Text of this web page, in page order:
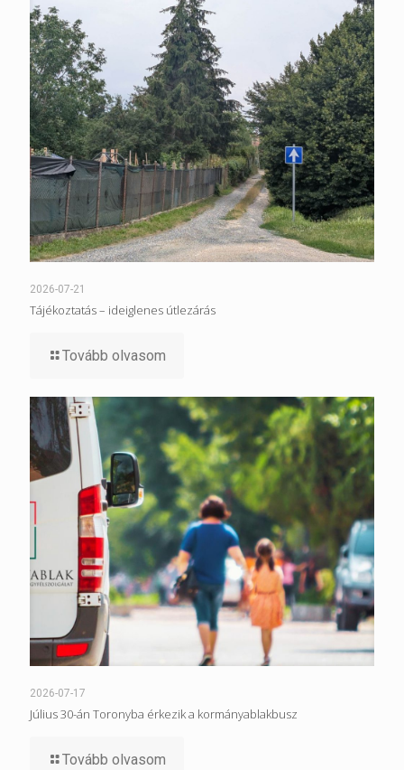
2026-07-21
Tájékoztatás – ideiglenes útlezárás
Tovább olvasom
2026-07-17
Július 30-án Toronyba érkezik a kormányablakbusz
Tovább olvasom